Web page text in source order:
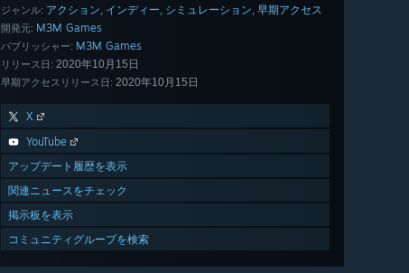
ジャンル: アクション, インディー, シミュレーション, 早期アクセス
開発元: M3M Games
パブリッシャー: M3M Games
リリース日: 2020年10月15日
早期アクセスリリース日: 2020年10月15日
X
YouTube
アップデート履歴を表示
関連ニュースをチェック
掲示板を表示
コミュニティグループを検索